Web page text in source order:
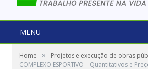
MENU
Home » Projetos e execução de obras
COMPLEXO ESPORTIVO – Quantitativos e